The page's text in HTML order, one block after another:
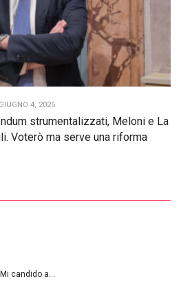
GIUGNO 4, 2025
strumentalizzati, Meloni e La
Voterò ma serve una riforma
candido a…